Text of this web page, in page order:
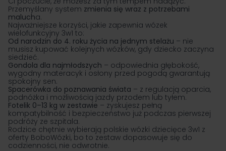
Przemyślany system zmienia się wraz z potrzebami
malucha.
Najważniejsze korzyści, jakie zapewnia wózek
wielofunkcyjny 3w1 to:
Od narodzin do 4. roku życia na jednym stelażu – nie
musisz kupować kolejnych wózków, gdy dziecko zaczyna
siedzieć.
Gondola dla najmłodszych – odpowiednia głębokość,
wygodny materacyk i osłony przed pogodą gwarantują
spokojny sen.
Spacerówka do poznawania świata – z regulacją oparcia,
podnóżka i możliwością jazdy przodem lub tyłem.
Fotelik 0–13 kg w zestawie – zyskujesz pełną
kompatybilność i bezpieczeństwo już podczas pierwszej
podróży ze szpitala.
Rodzice chętnie wybierają polskie wózki dziecięce 3w1 z
oferty BoboWózki, bo to zestaw dopasowuje się do
codzienności, nie odwrotnie.